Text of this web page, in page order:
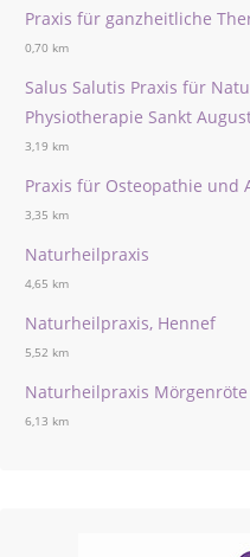
Praxis für ganzheitliche
0,70 km
Salus Salutis Praxis für
Physiotherapie Sankt
3,19 km
Praxis für Osteopathie und
3,35 km
Naturheilpraxis
4,65 km
Naturheilpraxis, Hennef
5,52 km
Naturheilpraxis Mörgenröte
6,13 km